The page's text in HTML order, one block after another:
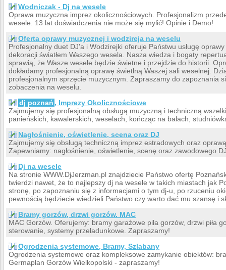
Wodniczak - Dj na wesele
Oprawa muzyczna imprez okolicznościowych. Profesjonalizm
wesele. 13 lat doświadczenia nie może się mylić! Opinie i Demo!
Oferta oprawy muzycznej i wodzireja na weselu
Profesjonalny duet DJ'a i Wodzirejki oferuje Państwu usługę
dekoracji światłem Waszego wesela. Nasza wiedza i bogaty
sprawią, że Wasze wesele będzie świetne i przejdzie do historii.
dokładamy profesjonalną oprawę świetlną Waszej sali weselnej.
profesjonalnym sprzęcie muzycznym. Zapraszamy do zapoznania
zobaczenia na weselu.
dj poznań , Imprezy Okolicznościowe
Zajmujemy się profesjonalną obsługą muzyczną i techniczną
panieńskich, kawalerskich, weselach, kończąc na balach,
Nagłośnienie, oświetlenie, scena oraz DJ
Zajmujemy się obsługą techniczną imprez estradowych oraz
Zapewniamy: nagłośnienie, oświetlenie, scenę oraz zawodowego
Dj na wesele
Na stronie WWW.DjJerzman.pl znajdziecie Państwo ofertę
twierdzi nawet, że to najlepszy dj na wesele w takich miastach jak
stronę, po zapoznaniu się z informacjami o tym dj-u, po rzuceniu
pewnością będziecie wiedzieli Państwo czy warto dać mu szansę i
Bramy gorzów, drzwi gorzów. MAC
MAC Gorzów. Oferujemy: bramy garażowe piła gorzów, drzwi piła
sterowanie, systemy przeładunkowe. Zapraszamy!
Ogrodzenia systemowe, Bramy, Szlabany
Ogrodzenia systemowe oraz kompleksowe zamykanie obiektów:
Germaplan Gorzów Wielkopolski - zapraszamy!